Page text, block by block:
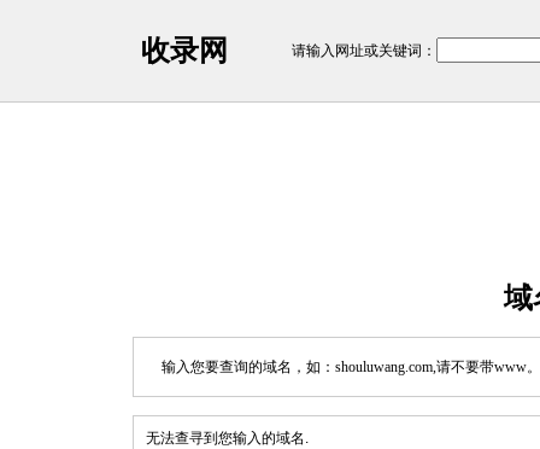
收录网 请输入网址或关键词：
域
输入您要查询的域名，如：shouluwang.com,请不要带www
无法查寻到您输入的域名.